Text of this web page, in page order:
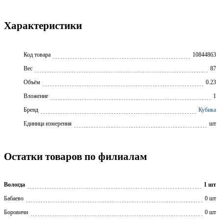
Характеристики
Код товара
10844863
Вес
87
Объём
0.23
Вложение
1
Бренд
Кубика
Единица измерения
шт
Остатки товаров по филиалам
Вологда
1 шт
Бабаево
0 шт
Боровичи
0 шт